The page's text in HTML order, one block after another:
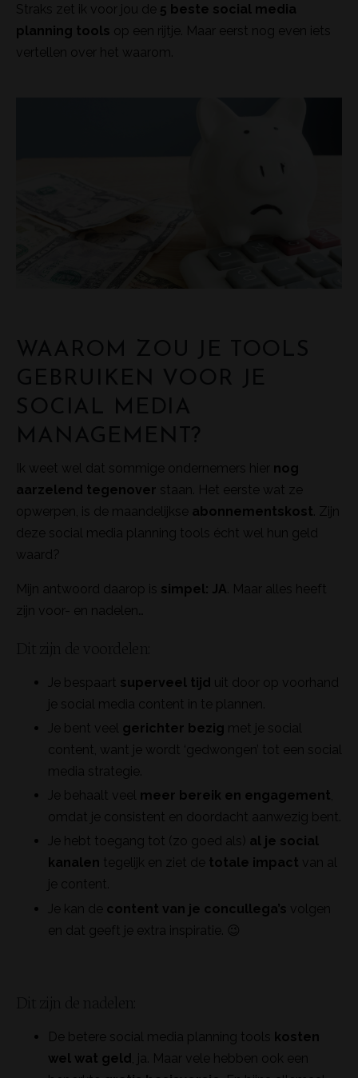
Straks zet ik voor jou de 5 beste social media
planning tools op een rijtje. Maar eerst nog even iets
vertellen over het waarom.
Ik weet wel dat sommige ondernemers hier nog
aarzelend tegenover staan. Het eerste wat ze
opwerpen, is de maandelijkse abonnementskost. Zijn
deze social media planning tools écht wel hun geld
waard?
Mijn antwoord daarop is simpel: JA. Maar alles heeft
zijn voor- en nadelen…
Je bespaart superveel tijd uit door op voorhand
je social media content in te plannen.
Je bent veel gerichter bezig met je social
content, want je wordt ‘gedwongen’ tot een social
media strategie.
Je behaalt veel meer bereik en engagement,
omdat je consistent en doordacht aanwezig bent.
Je hebt toegang tot (zo goed als) al je social
kanalen tegelijk en ziet de totale impact van al
je content.
Je kan de content van je concullega’s volgen
en dat geeft je extra inspiratie. 😉
De betere social media planning tools kosten
wel wat geld , ja. Maar vele hebben ook een